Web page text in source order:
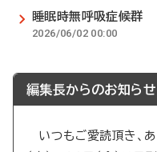
睡眠時無呼吸症候群
2026/06/02 00:00
編集長からのお知らせ
いつもご愛読頂き、